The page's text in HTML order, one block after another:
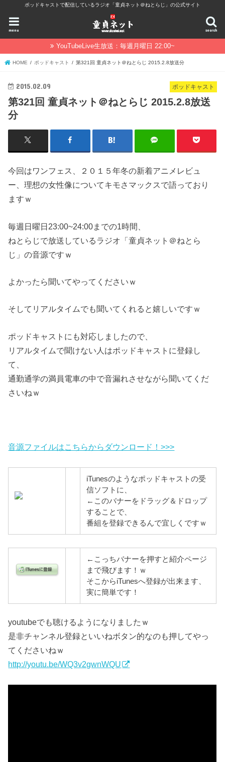
ポッドキャストで配信しているラジオ「童貞ネット＠ねとらじ」の公式サイト
search
menu
YouTubeLive生放送：毎週月曜日 22:00~
HOME ポッドキャスト 第321回 童貞ネット＠ねとらじ 2015.2.8放送分
ポッドキャスト
2015.02.09
第321回 童貞ネット＠ねとらじ 2015.2.8放送
分
今回はワンフェス、２０１５年冬の新着アニメレビュ
ー、理想の女性像についてキモさマックスで語っており
ますｗ
毎週日曜日23:00~24:00までの1時間、
ねとらじで放送しているラジオ「童貞ネット＠ねとら
じ」の音源ですｗ
よかったら聞いてやってくださいｗ
そしてリアルタイムでも聞いてくれると嬉しいですｗ
ポッドキャストにも対応しましたので、
リアルタイムで聞けない人はポッドキャストに登録し
て、
通勤通学の満員電車の中で音漏れさせながら聞いてくだ
さいねｗ
音源ファイルはこちらからダウンロード！>>>
iTunesのようなポッドキャストの受
信ソフトに、
←このバナーをドラッグ＆ドロップ
することで、
番組を登録できるんで宜しくですｗ
←こっちバナーを押すと紹介ページ
まで飛びます！ｗ
そこからiTunesへ登録が出来ます、
実に簡単です！
youtubeでも聴けるようになりましたｗ
是非チャンネル登録といいねボタン的なのも押してやっ
てくださいねｗ
http://youtu.be/WQ3v2gwnWQU